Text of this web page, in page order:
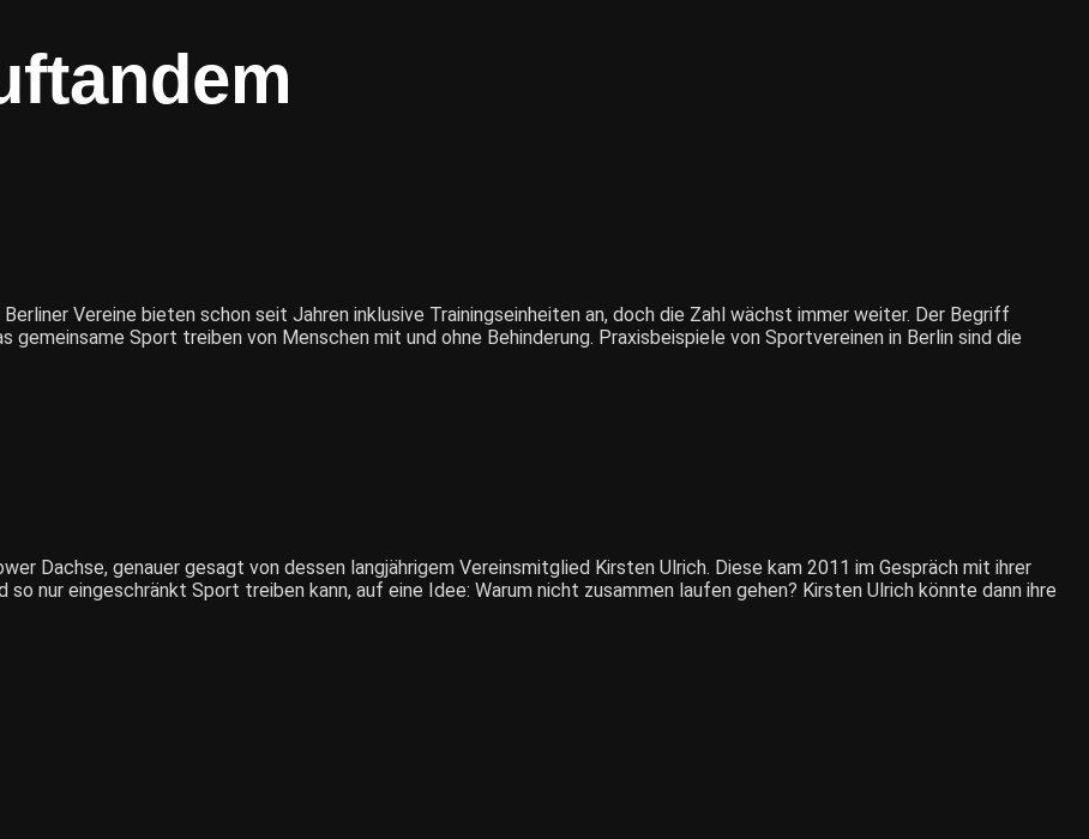
Vereine bieten schon seit Jahren inklusive Trainingseinheiten an, doch die Zahl wächst immer weiter. Der Begriff
Sport treiben von Menschen mit und ohne Behinderung. Praxisbeispiele von Sportvereinen in Berlin sind die
Dachse, genauer gesagt von dessen langjährigem Vereinsmitglied Kirsten Ulrich. Diese kam 2011 im Gespräch mit ihrer
nur eingeschränkt Sport treiben kann, auf eine Idee: Warum nicht zusammen laufen gehen? Kirsten Ulrich könnte dann ihre